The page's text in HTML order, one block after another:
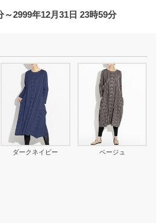
～2999年12月31日 23時59分
ダークネイビー ベージュ